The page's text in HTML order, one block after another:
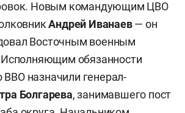
Новым командующим ЦВО
Андрей Иванаев— он
Восточным военным
обязанности
назначили генерал-
Болгарева, занимавшего пост